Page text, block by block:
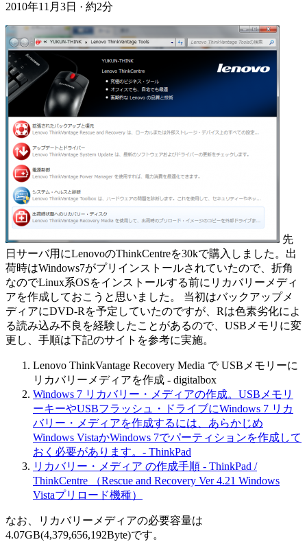
2010年11月3日 · 約2分
先
日サーバ用にLenovoのThinkCentreを30kで購入しました。出
荷時はWindows7がプリインストールされていたので、折角
なのでLinux系OSをインストールする前にリカバリーメディ
アを作成しておこうと思いました。 当初はバックアップメ
ディアにDVD-Rを予定していたのですが、Rは色素劣化によ
る読み込み不良を経験したことがあるので、USBメモリに変
更し、手順は下記のサイトを参考に実施。
Lenovo ThinkVantage Recovery Media で USBメモリーに
リカバリーメディアを作成 - digitalbox
Windows 7 リカバリー・メディアの作成。USBメモリ
ーキーやUSBフラッシュ・ドライブにWindows 7 リカ
バリー・メディアを作成するには、あらかじめ
Windows VistaかWindows 7でパーティションを作成して
おく必要があります。- ThinkPad
リカバリー・メディア の作成手順 - ThinkPad /
ThinkCentre （Rescue and Recovery Ver 4.21 Windows
Vistaプリロード機種）
なお、リカバリーメディアの必要容量は
4.07GB(4,379,656,192Byte)です。